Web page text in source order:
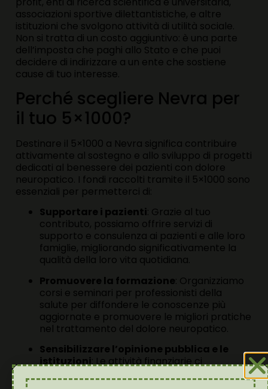
associazioni sportive dilettantistiche, e altre
istituzioni che svolgono attività di utilità sociale.
Non si tratta di un costo aggiuntivo: è una parte
dell’imposta che paghi allo Stato e che puoi
decidere di indirizzare a un ente che sostiene
cause di tuo interesse.
Perché scegliere Nevra per
il tuo 5×1000?
Destinare il 5×1000 a Nevra significa contribuire
attivamente al sostegno e allo sviluppo di progetti
dedicati al benessere dei pazienti con dolore
neuropatico. I fondi raccolti tramite il 5×1000 sono
essenziali per permetterci di:
Supportare i pazienti: Grazie al tuo
contributo, possiamo offrire servizi di
supporto e consulenza ai pazienti e alle loro
famiglie, migliorando significativamente la
qualità della loro vita quotidiana.
Promuovere la formazione: Organizziamo
corsi e seminari per professionisti della
salute per diffondere le conoscenze più
aggiornate e promuovere le migliori pratiche
nel trattamento del dolore neuropatico.
Sensibilizzare l’opinione pubblica e le
istituzioni: Le attività finanziarie ci
permettono anche di condurre campagne di